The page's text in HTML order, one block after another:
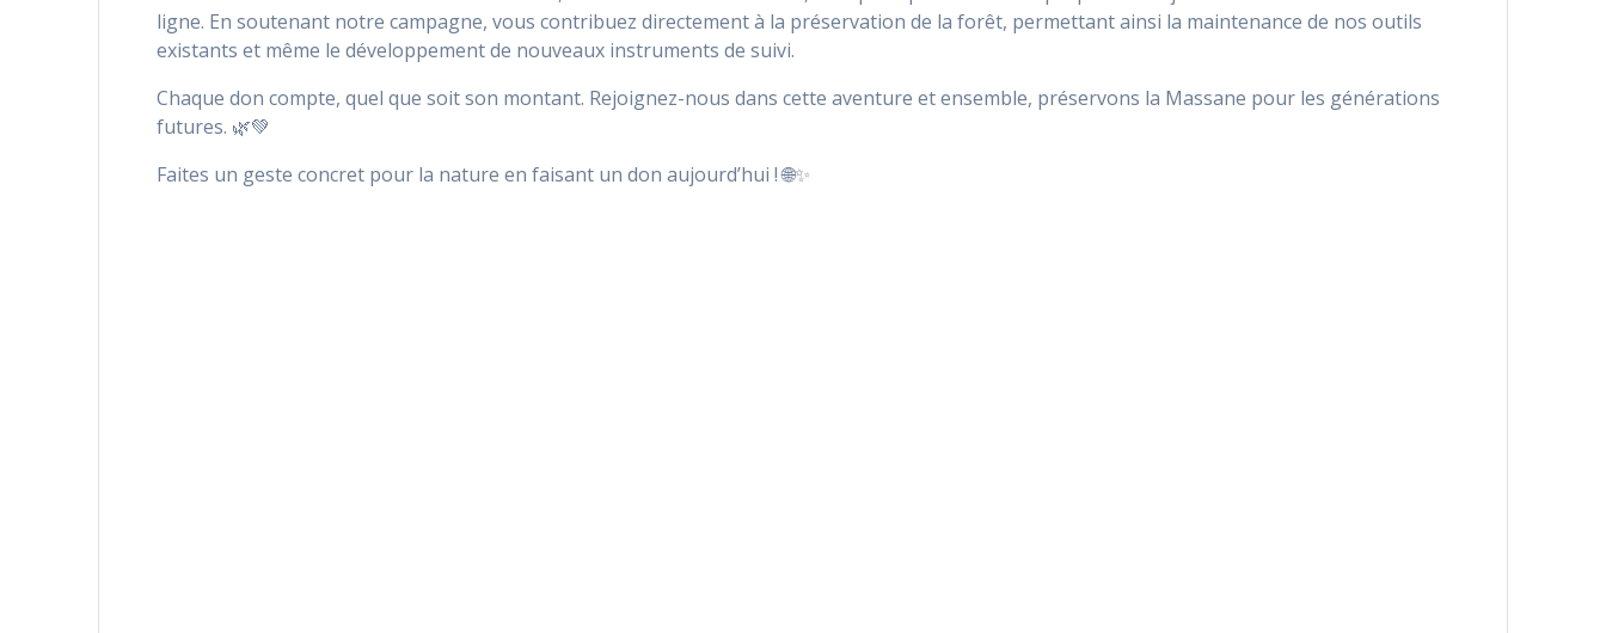
ligne. En soutenant notre campagne, vous contribuez directement à la préservation de la forêt, permettant ainsi la maintenance de nos outils
existants et même le développement de nouveaux instruments de suivi.
Chaque don compte, quel que soit son montant. Rejoignez-nous dans cette aventure et ensemble, préservons la Massane pour les générations
futures. 🌿💚
Faites un geste concret pour la nature en faisant un don aujourd’hui ! 🌐✨